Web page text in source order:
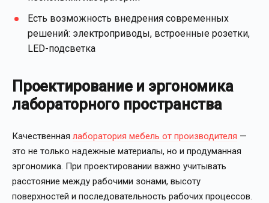
Есть возможность внедрения современных
решений: электроприводы, встроенные розетки,
LED-подсветка
Проектирование и эргономика
лабораторного пространства
Качественная лаборатория мебель от производителя —
это не только надежные материалы, но и продуманная
эргономика. При проектировании важно учитывать
расстояние между рабочими зонами, высоту
поверхностей и последовательность рабочих процессов.